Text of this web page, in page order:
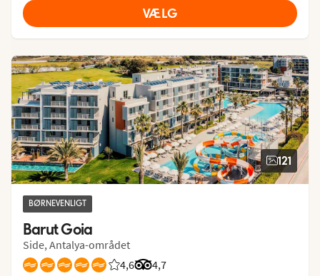
VÆLG
121
BØRNEVENLIGT
Barut Goia
Side, Antalya-området
4,6
Bedømmelse fra Spies gæster: 4.63/5
4,7
Bedømmelse fra Tripadvisor: 4.7 of